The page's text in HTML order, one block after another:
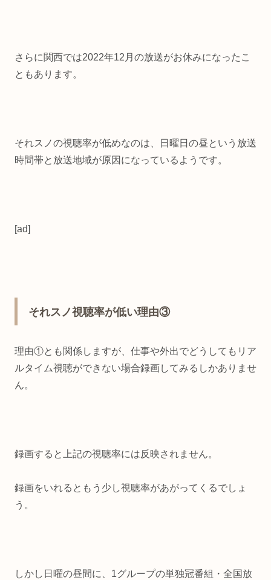
さらに関西では2022年12月の放送がお休みになったこ
ともあります。
それスノの視聴率が低めなのは、日曜日の昼という放送
時間帯と放送地域が原因になっているようです。
[ad]
それスノ視聴率が低い理由③
理由①とも関係しますが、仕事や外出でどうしてもリア
ルタイム視聴ができない場合録画してみるしかありませ
ん。
録画すると上記の視聴率には反映されません。
録画をいれるともう少し視聴率があがってくるでしょ
う。
しかし日曜の昼間に、1グループの単独冠番組・全国放